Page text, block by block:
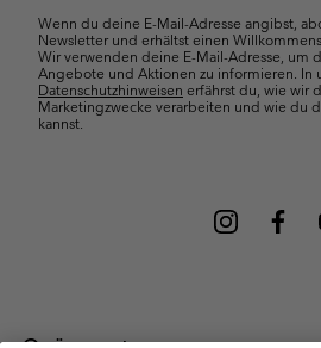
Wenn du deine E-Mail-Adresse angibst,
Newsletter und erhältst einen
Wir verwenden deine E-Mail-Adresse, um
Angebote und Aktionen zu informieren. In
Datenschutzhinweisen erfährst du, wie wir
Marketingzwecke verarbeiten und wie du
kannst.